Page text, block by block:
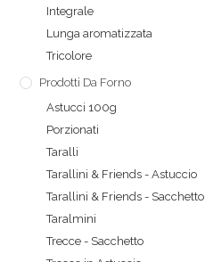
Integrale
Lunga aromatizzata
Tricolore
Prodotti Da Forno
Astucci 100g
Porzionati
Taralli
Tarallini & Friends - Astuccio
Tarallini & Friends - Sacchetto
Taralmini
Trecce - Sacchetto